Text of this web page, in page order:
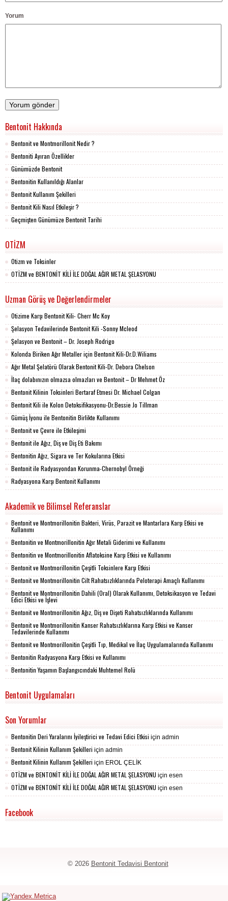
Yorum
Bentonit Hakkında
Bentonit ve Montmorillonit Nedir ?
Bentoniti Ayıran Özellikler
Günümüzde Bentonit
Bentonitin Kullanıldığı Alanlar
Bentonit Kullanım Şekilleri
Bentonit Kili Nasıl Etkileşir ?
Geçmişten Günümüze Bentonit Tarihi
OTİZM
Otizm ve Toksinler
OTİZM ve BENTONİT KİLİ İLE DOĞAL AĞIR METAL ŞELASYONU
Uzman Görüş ve Değerlendirmeler
Otizime Karşı Bentonit Kili- Cherr Mc Koy
Şelasyon Tedavilerinde Bentonit Kili -Sonny Mcleod
Şelasyon ve Bentonit – Dr. Joseph Rodrigo
Kolonda Biriken Ağır Metaller için Bentonit Kili-Dr.D.Wiliams
Ağır Metal Şelatörü Olarak Bentonit Kili-Dr. Debora Chelson
İlaç dolabınızın olmazsa olmazları ve Bentonit – Dr Mehmet Öz
Bentonit Kilinin Toksinleri Bertaraf Etmesi Dr. Michael Colgan
Bentonit Kili ile Kolon Detoksifikasyonu-Dr.Bessie Jo Tillman
Gümüş İyonu ile Bentonitin Birlikte Kullanımı
Bentonit ve Çevre ile Etkileşimi
Bentonit ile Ağız, Diş ve Diş Eti Bakımı
Bentonitin Ağız, Sigara ve Ter Kokularına Etkisi
Bentonit ile Radyasyondan Korunma-Chernobyl Örneği
Radyasyona Karşı Bentonit Kullanımı
Akademik ve Bilimsel Referanslar
Bentonit ve Montmorillonitin Bakteri, Virüs, Parazit ve Mantarlara Karşı Etkisi ve
Kullanımı
Bentonitin ve Montmorillonitin Ağır Metali Giderimi ve Kullanımı
Bentonitin ve Montmorillonitin Aflatoksine Karşı Etkisi ve Kullanımı
Bentonit ve Montmorillonitin Çeşitli Toksinlere Karşı Etkisi
Bentonit ve Montmorillonitin Cilt Rahatsızlıklarında Peloterapi Amaçlı Kullanımı
Bentonit ve Montmorillonitin Dahili (Oral) Olarak Kullanımı, Detoksikasyon ve Tedavi
Edici Etkisi ve İşlevi
Bentonit ve Montmorillonitin Ağız, Diş ve Dişeti Rahatsızlıklarında Kullanımı
Bentonit ve Montmorillonitin Kanser Rahatsızlıklarına Karşı Etkisi ve Kanser
Tedavilerinde Kullanımı
Bentonit ve Montmorillonitin Çeşitli Tıp, Medikal ve İlaç Uygulamalarında Kullanımı
Bentonitin Radyasyona Karşı Etkisi ve Kullanımı
Bentonitin Yaşamın Başlangıcındaki Muhtemel Rolü
Bentonit Uygulamaları
Son Yorumlar
Bentonitin Deri Yaralarını İyileştirici ve Tedavi Edici Etkisi için admin
Bentonit Kilinin Kullanım Şekilleri için admin
Bentonit Kilinin Kullanım Şekilleri için EROL ÇELİK
OTİZM ve BENTONİT KİLİ İLE DOĞAL AĞIR METAL ŞELASYONU için esen
OTİZM ve BENTONİT KİLİ İLE DOĞAL AĞIR METAL ŞELASYONU için esen
Facebook
© 2026 Bentonit Tedavisi Bentonit